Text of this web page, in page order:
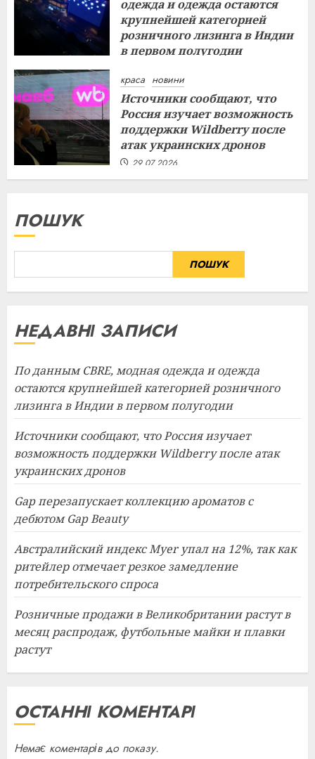
одежда и одежда остаются
крупнейшей категорией
розничного лизинга в Индии
в первом полугодии
краса новини
Источники сообщают, что
Россия изучает возможность
поддержки Wildberry после
атак украинских дронов
29.07.2026
ПОШУК
ПОШУК
НЕДАВНІ ЗАПИСИ
По данным CBRE, модная одежда и одежда
остаются крупнейшей категорией розничного
лизинга в Индии в первом полугодии
Источники сообщают, что Россия изучает
возможность поддержки Wildberry после атак
украинских дронов
Gap перезапускает коллекцию ароматов с
дебютом Gap Beauty
Австралийский индекс Myer упал на 12%, так как
ритейлер отмечает резкое замедление
потребительского спроса
Розничные продажи в Великобритании растут в
месяц распродаж, футбольные майки и плавки
растут
ОСТАННІ КОМЕНТАРІ
Немає коментарів до показу.